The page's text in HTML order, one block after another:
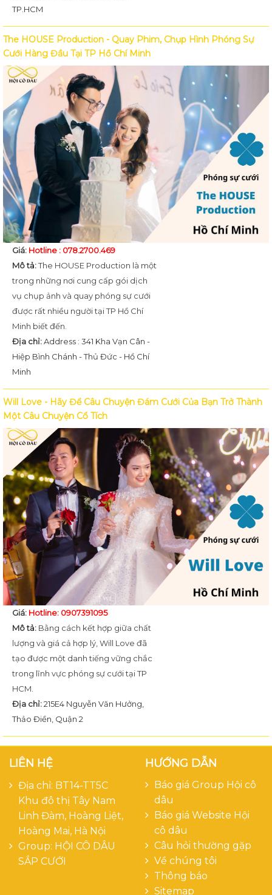
TP.HCM
The HOUSE Production - Quay Phim, Chụp Hình Phóng Sự
Cưới Hàng Đầu Tại TP Hồ Chí Minh
Giá: Hotline : 078.2700.469
Mô tả:The HOUSE Production là một
trong những nơi cung cấp gói dịch
vụ chụp ảnh và quay phóng sự cưới
được rất nhiều người tại TP Hồ Chí
Minh biết đến.
Địa chỉ:Address : 341 Kha Vạn Cân -
Hiệp Bình Chánh - Thủ Đức - Hồ Chí
Minh
Will Love - Hãy Để Câu Chuyện Đám Cưới Của Bạn Trở Thành
Một Câu Chuyện Cổ Tích
Giá: Hotline: 0907391095
Mô tả: Bằng cách kết hợp giữa chất
lượng và giá cả hợp lý, Will Love đã
tạo được một danh tiếng vững chắc
trong lĩnh vực phóng sự cưới tại TP
HCM.
Địa chỉ:215E4 Nguyễn Văn Hưởng,
Thảo Điền, Quận 2
LIÊN HỆ
Địa chỉ: BT14-TT5C
Khu đô thị Tây Nam
Linh Đàm, Hoàng Liệt,
Hoàng Mai, Hà Nội
Group: HỘI CÔ DÂU
SẮP CƯỚI
HƯỚNG DẪN
Báo giá Group Hội cô
dâu
Báo giá Website Hội
cô dâu
Câu hỏi thường gặp
Về chúng tôi
Thông báo
Sitemap